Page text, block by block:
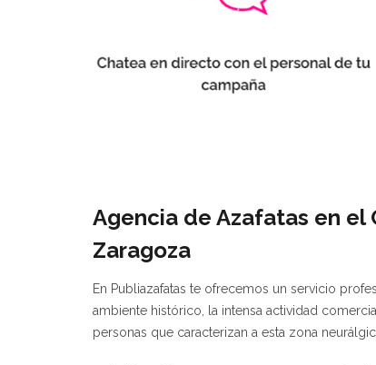
Agencia de Azafatas en el
Zaragoza
En Publiazafatas te ofrecemos un servicio
ambiente histórico, la intensa actividad
personas que caracterizan a esta zona